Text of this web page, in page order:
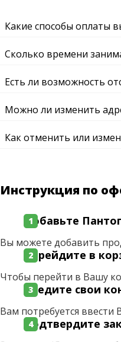
Какие способы оплаты
Сколько времени
Есть ли возможность
Можно ли изменить
Как отменить или
Инструкция по
Добавьте
Вы можете добавить
Перейдите в
Чтобы перейти в Вашу
Введите свои
Вам потребуется
Подтвердите